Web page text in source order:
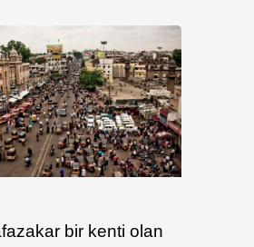
bir kenti olan